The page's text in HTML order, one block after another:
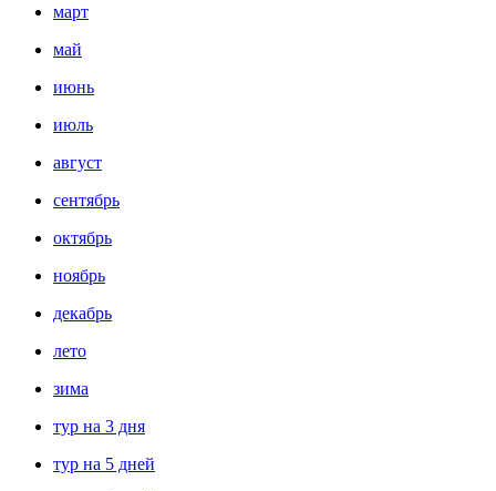
март
май
июнь
июль
август
сентябрь
октябрь
ноябрь
декабрь
лето
зима
тур на 3 дня
тур на 5 дней